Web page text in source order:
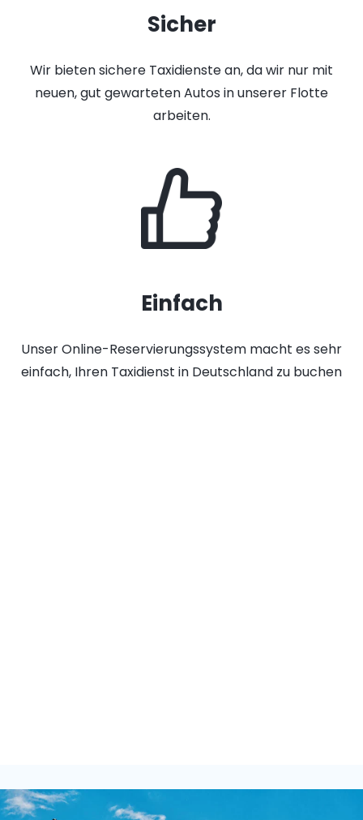
Sicher
Wir bieten sichere Taxidienste an, da wir nur mit
neuen, gut gewarteten Autos in unserer Flotte
arbeiten.
Einfach
Unser Online-Reservierungssystem macht es sehr
einfach, Ihren Taxidienst in Deutschland zu buchen